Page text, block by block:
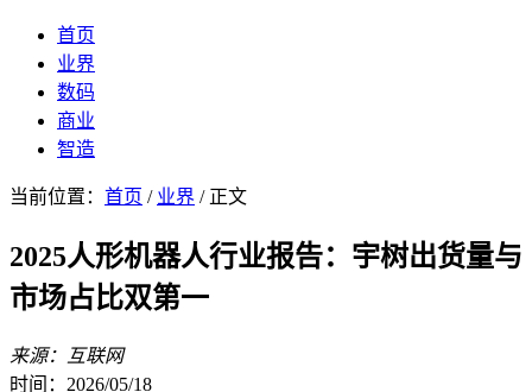
首页
业界
数码
商业
智造
当前位置： 首页 / 业界 / 正文
2025人形机器人行业报告：宇树出货量与
市场占比双第一
来源：互联网
时间：2026/05/18